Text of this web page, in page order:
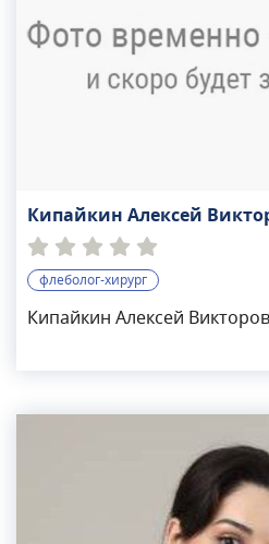
Кипайкин Алексей
флеболог-хирург
Кипайкин Алексей